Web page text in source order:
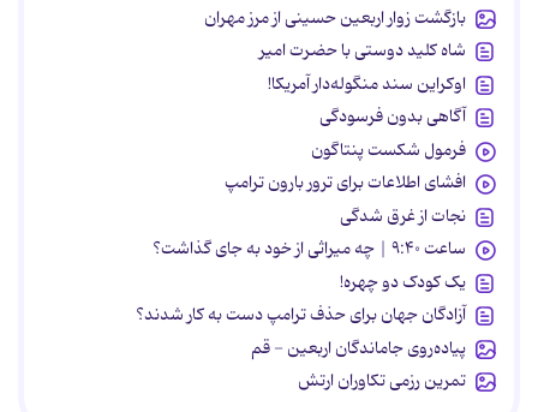
بازگشت زوار اربعین حسینی از مرز مهران
شاه کلید دوستی با حضرت امیر
اوکراین سند منگوله‌دار آمریکا!
آگاهی بدون فرسودگی
فرمول شکست پنتاگون
افشای اطلاعات برای ترور بارون ترامپ
نجات از غرق شدگی
ساعت ۹:۴۰ | چه میراثی از خود به جای گذاشت؟
یک کودک دو چهره!
آزادگان جهان برای حذف ترامپ دست به کار شدند؟
پیاده‌روی جاماندگان اربعین - قم
تمرین رزمی تکاوران ارتش